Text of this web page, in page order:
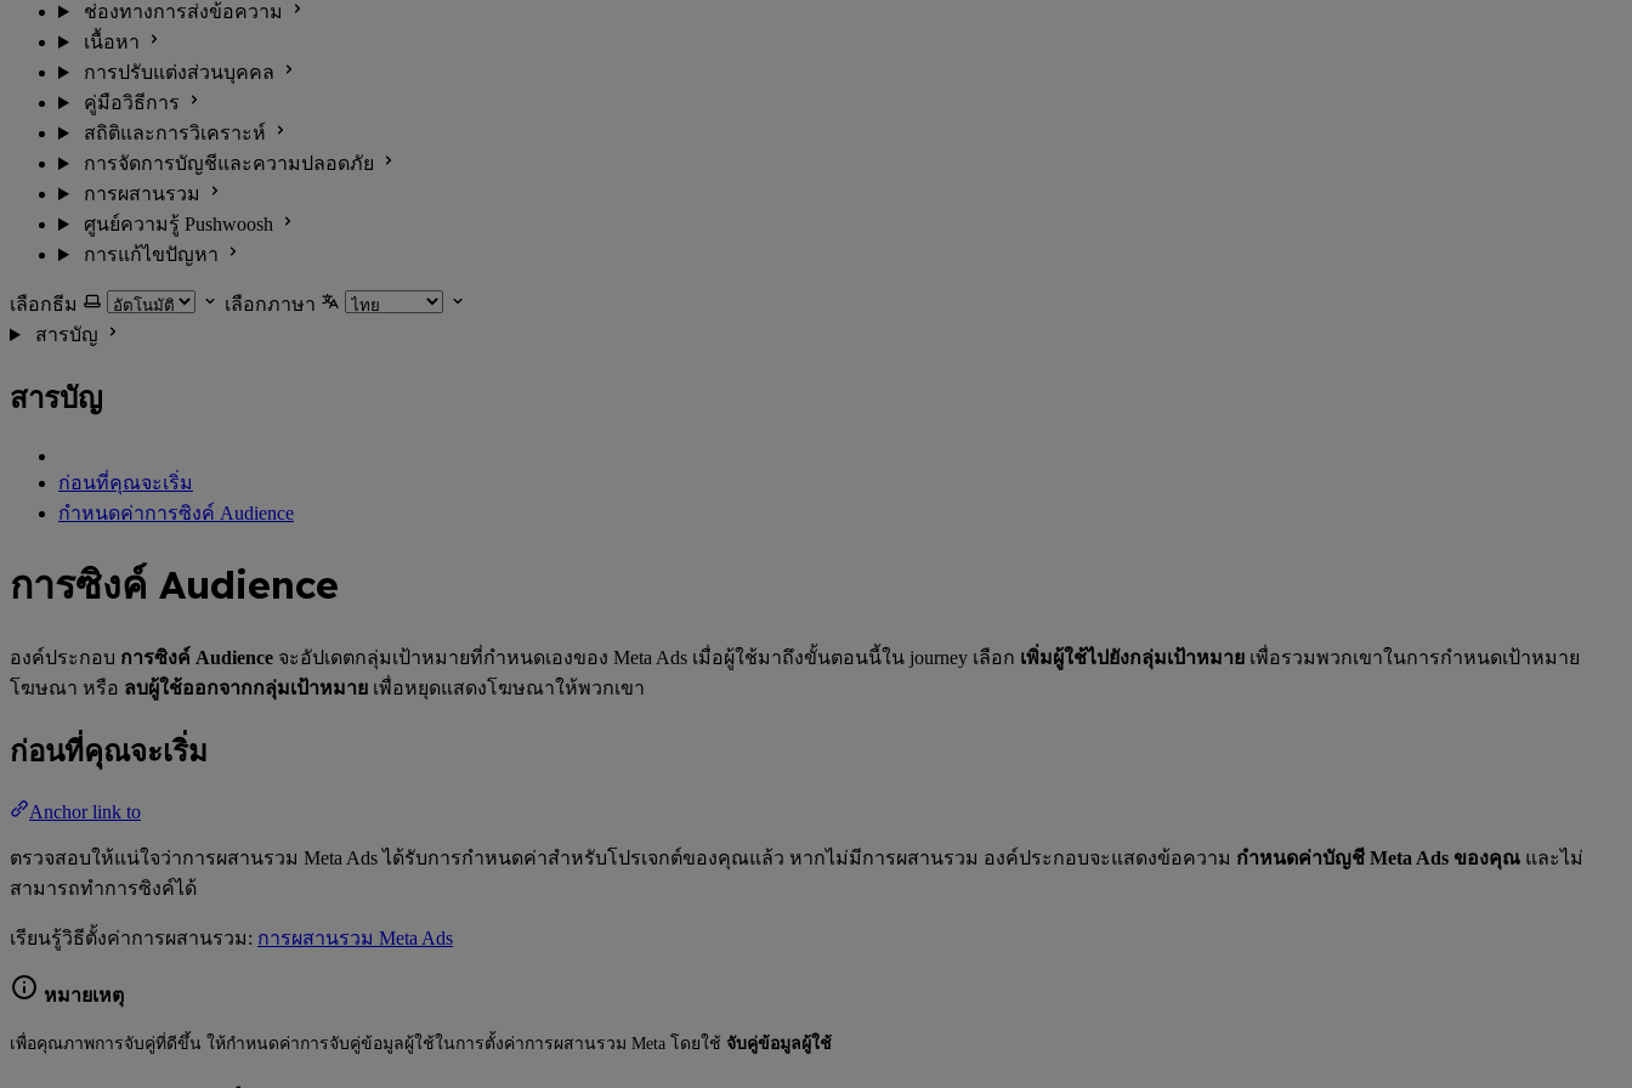
ช่องทางการส่งข้อความ
เนื้อหา
การปรับแต่งส่วนบุคคล
คู่มือวิธีการ
สถิติและการวิเคราะห์
การจัดการบัญชีและความปลอดภัย
การผสานรวม
ศูนย์ความรู้ Pushwoosh
การแก้ไขปัญหา
เลือกธีม
เลือกภาษา
สารบัญ
สารบัญ
ก่อนที่คุณจะเริ่ม
กำหนดค่าการซิงค์ Audience
การซิงค์ Audience
องค์ประกอบ การซิงค์ Audience จะอัปเดตกลุ่มเป้าหมายที่กำหนดเองของ Meta Ads เมื่อผู้ใช้มาถึงขั้นตอนนี้ใน journey เลือก เพิ่มผู้ใช้ไปยังกลุ่มเป้าหมาย เพื่อรวมพวกเขาในการกำหนดเป้าหมาย
โฆษณา หรือ ลบผู้ใช้ออกจากกลุ่มเป้าหมาย เพื่อหยุดแสดงโฆษณาให้พวกเขา
ก่อนที่คุณจะเริ่ม
Anchor link to
ตรวจสอบให้แน่ใจว่าการผสานรวม Meta Ads ได้รับการกำหนดค่าสำหรับโปรเจกต์ของคุณแล้ว หากไม่มีการผสานรวม องค์ประกอบจะแสดงข้อความ กำหนดค่าบัญชี Meta Ads ของคุณ และไม่
สามารถทำการซิงค์ได้
เรียนรู้วิธีตั้งค่าการผสานรวม: การผสานรวม Meta Ads
หมายเหตุ
เพื่อคุณภาพการจับคู่ที่ดีขึ้น ให้กำหนดค่าการจับคู่ข้อมูลผู้ใช้ในการตั้งค่าการผสานรวม Meta โดยใช้ จับคู่ข้อมูลผู้ใช้